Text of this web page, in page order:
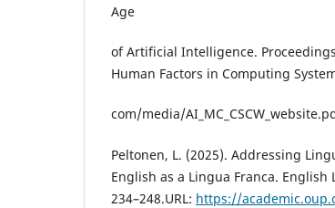
Age
of Artificial Intelligence.
Human Factors in Computing
com/media/
Peltonen, L. (2025). Addressing
English as a Lingua Franca. English
234–248.URL: https://